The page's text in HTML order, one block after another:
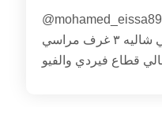
@mohamed_eissa89 اسكن على فيو أدرس قولف
بدون ما تدفع سعر غالي شاليه ٣ غرف مراسي